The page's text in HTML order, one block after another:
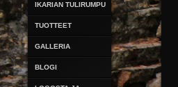
IKARIAN TULIRUMPU
TUOTTEET
GALLERIA
BLOGI